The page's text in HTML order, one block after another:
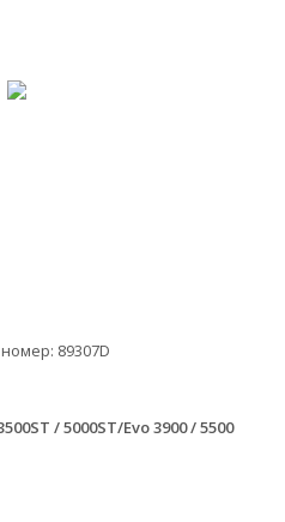
89307D
/ 5000ST/Evo 3900 / 5500